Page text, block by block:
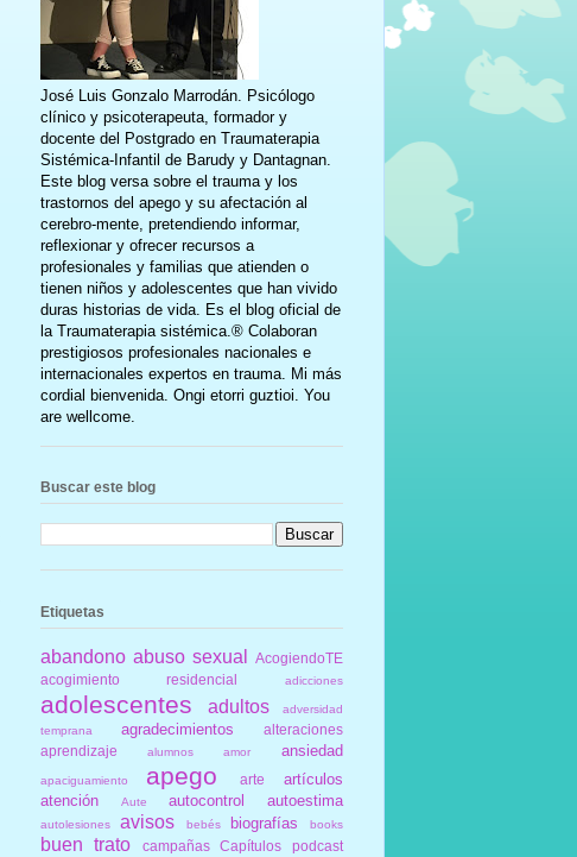
José Luis Gonzalo Marrodán. Psicólogo
clínico y psicoterapeuta, formador y
docente del Postgrado en Traumaterapia
Sistémica-Infantil de Barudy y Dantagnan.
Este blog versa sobre el trauma y los
trastornos del apego y su afectación al
cerebro-mente, pretendiendo informar,
reflexionar y ofrecer recursos a
profesionales y familias que atienden o
tienen niños y adolescentes que han vivido
duras historias de vida. Es el blog oficial de
la Traumaterapia sistémica.® Colaboran
prestigiosos profesionales nacionales e
internacionales expertos en trauma. Mi más
cordial bienvenida. Ongi etorri guztioi. You
are wellcome.
Buscar este blog
Etiquetas
abandono abuso sexual
AcogiendoTE
acogimiento residencial
adicciones
adolescentes adultos
adversidad
temprana
agradecimientos
alteraciones
aprendizaje
alumnos amor ansiedad
apaciguamiento apego arte
artículos
atención
Aute autocontrol autoestima
autolesiones avisos bebés biografías books
buen trato campañas Capítulos podcast